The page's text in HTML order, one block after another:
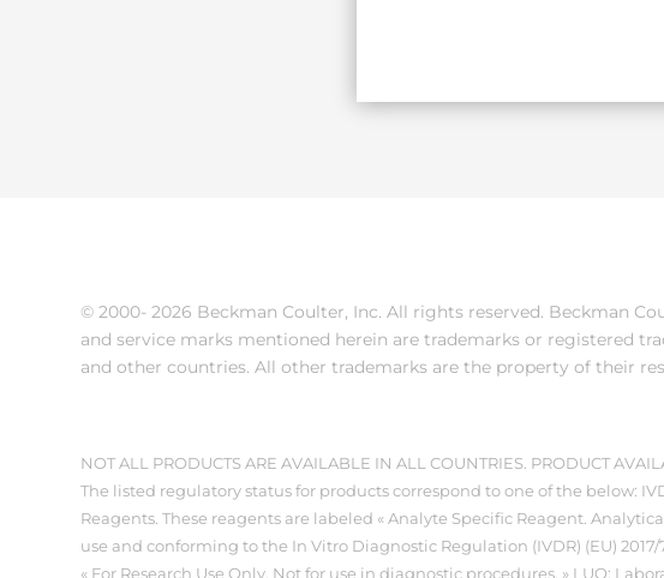
© 2000-2026 Beckman Coulter, Inc. All rights reserved. Beckman
and service marks mentioned herein are trademarks or registered
and other countries. All other trademarks are the property of their
NOT ALL PRODUCTS ARE AVAILABLE IN ALL COUNTRIES. PRODUCT
The listed regulatory status for products correspond to one of the below:
Reagents. These reagents are labeled « Analyte Specific Reagent.
use and conforming to the In Vitro Diagnostic Regulation (IVDR) (EU)
« For Research Use Only. Not for use in diagnostic procedures. » LUO: